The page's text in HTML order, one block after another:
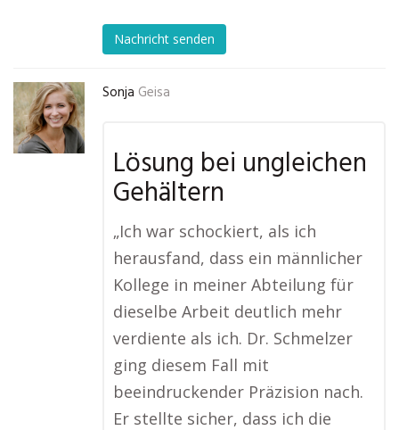
Nachricht senden
Sonja Geisa
Lösung bei ungleichen
Gehältern
„Ich war schockiert, als ich
herausfand, dass ein männlicher
Kollege in meiner Abteilung für
dieselbe Arbeit deutlich mehr
verdiente als ich. Dr. Schmelzer
ging diesem Fall mit
beeindruckender Präzision nach.
Er stellte sicher, dass ich die